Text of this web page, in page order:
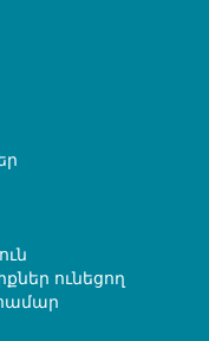
ունեցող